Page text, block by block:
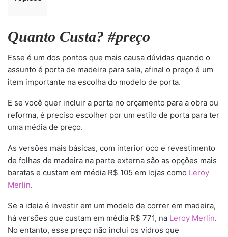
Quanto Custa? #preço
Esse é um dos pontos que mais causa dúvidas quando o
assunto é porta de madeira para sala, afinal o preço é um
item importante na escolha do modelo de porta.
E se você quer incluir a porta no orçamento para a obra ou
reforma, é preciso escolher por um estilo de porta para ter
uma média de preço.
As versões mais básicas, com interior oco e revestimento
de folhas de madeira na parte externa são as opções mais
baratas e custam em média R$ 105 em lojas como Leroy
Merlin.
Se a ideia é investir em um modelo de correr em madeira,
há versões que custam em média R$ 771, na Leroy Merlin.
No entanto, esse preço não inclui os vidros que